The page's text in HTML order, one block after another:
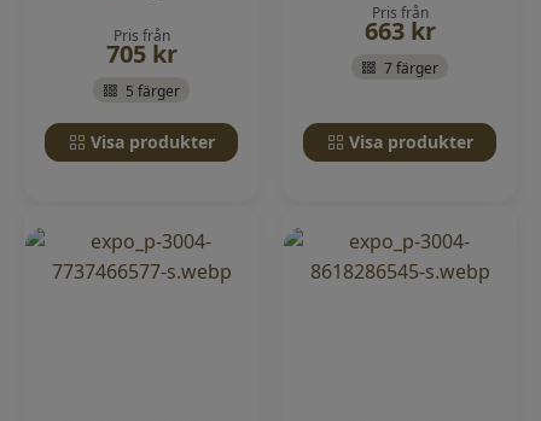
Pris från
705 kr
5 färger
Visa produkter
Pris från
663 kr
7 färger
Visa produkter